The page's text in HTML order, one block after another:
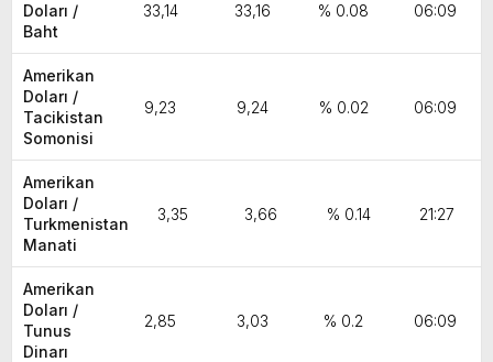
Doları /
Baht
33,14 33,16 % 0.08 06:09
Amerikan
Doları /
Tacikistan
Somonisi
9,23 9,24 % 0.02 06:09
Amerikan
Doları /
Turkmenistan
Manati
3,35 3,66 % 0.14 21:27
Amerikan
Doları /
Tunus
Dinarı
2,85 3,03 % 0.2 06:09